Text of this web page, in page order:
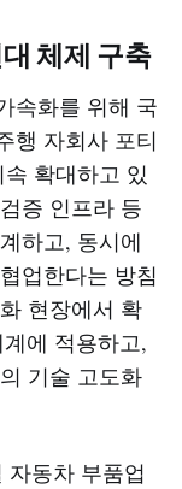
체제 구축
속화를 위해 국
행 자회사 포티
확대하고 있
증 인프라 등
하고, 동시에
업한다는 방침
현장에서 확
에 적용하고,
기술 고도화
자동차 부품업